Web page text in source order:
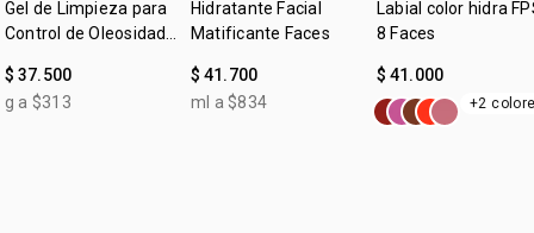
Gel de Limpieza para
Control de Oleosidad
$ 37.500
g a $313
Hidratante Facial
Matificante Faces
$ 41.700
ml a $834
Labial color hidra
8 Faces
$ 41.000
+2